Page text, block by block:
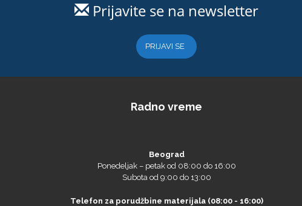
Prijavite se na newsletter
PRIJAVI SE
Radno vreme
Beograd
Ponedeljak – petak od 08:00 do 16:00
Subota od 9:00 do 13:00
Telefon za porudžbine materijala (08:00 - 16:00)